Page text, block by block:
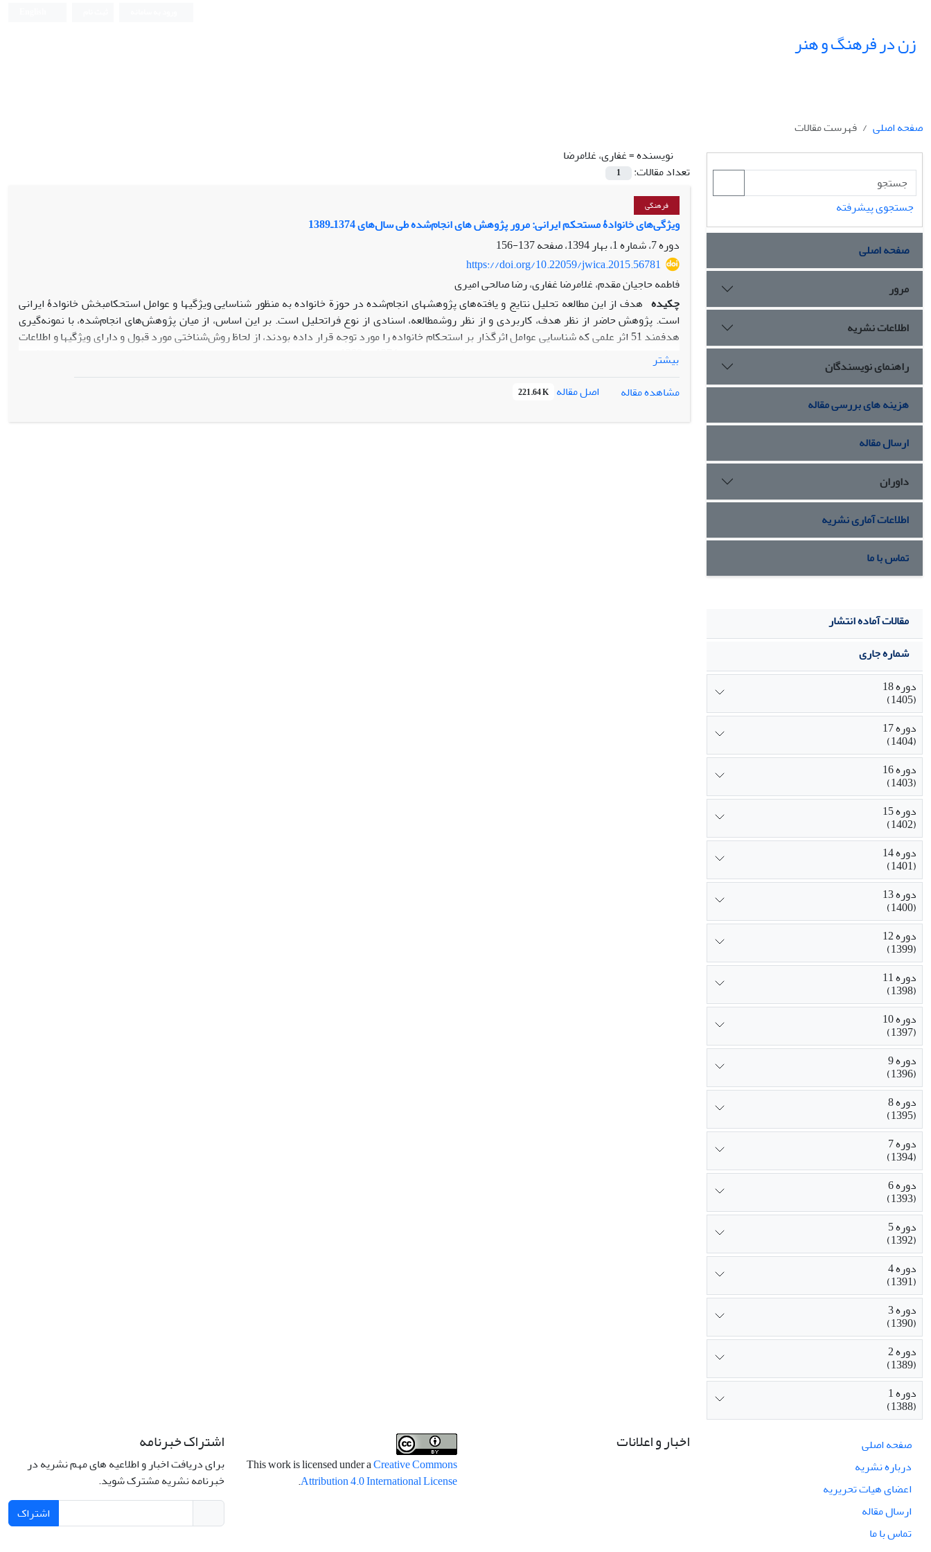
زن در فرهنگ و هنر
صفحه اصلی
فهرست مقالات
نویسنده =غفاری، غلامرضا
تعداد مقالات:
1
فرهنگی
ویژگی‌های خانوادۀ مستحکم ایرانی: مرور پژوهش ‏های انجام‌شده طی سال‌های 1374ـ1389
دوره 7، شماره 1، بهار 1394، صفحه
137-156
https://doi.org/10.22059/jwica.2015.56781
فاطمه حاجیان مقدم، غلامرضا غفاری، رضا صالحی امیری
چکیده هدف از این مطالعه تحلیل نتایج و یافته‌های پژوهش‏های انجام‌شده در حوزة خانواده به منظور شناسایی ویژگی‏ها و عوامل استحکام‏بخش خانوادۀ ایرانی
است. پژوهش حاضر از نظر هدف، کاربردی و از نظر روشمطالعه، اسنادی از نوع فراتحلیل است. بر این اساس، از میان پژوهش‌های انجام‌شده، با نمونه‌گیری
هدفمند 51 اثر علمی که شناسایی عوامل اثرگذار بر استحکام خانواده را مورد توجه قرار داده بودند، از لحاظ روش‌شناختی مورد قبول و دارای ویژگی‏ها و اطلاعات
عقاید و ارزش‏های اخلاقی، تعاملات مثبت خانوادگی، سلامت جسمی و روحی، شیوۀ ادارۀ زندگی خانوادگی، رشد فردی، محیط فرهنگی اجتماعی و سیاسی جامعه، رفاه
خانواده (تأمین نیازهای اساسی)، خدمات عمومی و ملاحظات بهداشتی جامعه.
بیشتر
مشاهده مقاله
اصل مقاله 221.64 K
جستجوی پیشرفته
صفحه اصلی
مرور
اطلاعات نشریه
راهنمای نویسندگان
هزینه های بررسی مقاله
ارسال مقاله
داوران
اطلاعات آماری نشریه
تماس با ما
مقالات آماده انتشار
شماره جاری
دوره 18
(1405)
دوره 17
(1404)
دوره 16
(1403)
دوره 15
(1402)
دوره 14
(1401)
دوره 13
(1400)
دوره 12
(1399)
دوره 11
(1398)
دوره 10
(1397)
دوره 9
(1396)
دوره 8
(1395)
دوره 7
(1394)
دوره 6
(1393)
دوره 5
(1392)
دوره 4
(1391)
دوره 3
(1390)
دوره 2
(1389)
دوره 1
(1388)
صفحه اصلی
درباره نشریه
اعضای هیات تحریریه
ارسال مقاله
تماس با ما
اخبار و اعلانات
This work is licensed under aCreative Commons
Attribution 4.0 International License
.
اشتراک خبرنامه
برای دریافت اخبار و اطلاعیه های مهم نشریه در
خبرنامه نشریه مشترک شوید.
اشتراک